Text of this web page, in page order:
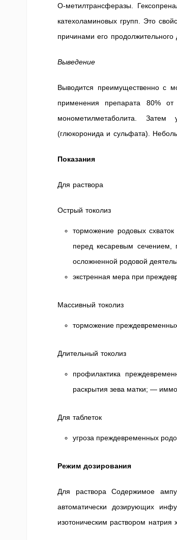
О-метилтрансферазы.
катехоламиновых групп. Это
причинами его продолжительного
Выведение
Выводится преимущественно с
применения препарата 80%
монометилметаболита. Затем
(глюкоронида и сульфата).
Показания
Для раствора
Острый токолиз
торможение родовых
перед кесаревым сечением,
осложненной родовой
экстренная мера при
Массивный токолиз
торможение
Длительный токолиз
профилактика
раскрытия зева матки; —
Для таблеток
угроза преждевременных
Режим дозирования
Для раствора Содержимое
автоматически дозирующих
изотоническим раствором